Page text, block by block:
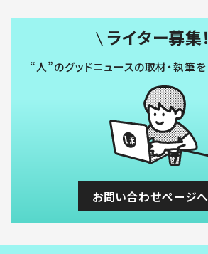
ライター募集！
“人”のグッドニュースの取材・執筆
お問い合わせページへ